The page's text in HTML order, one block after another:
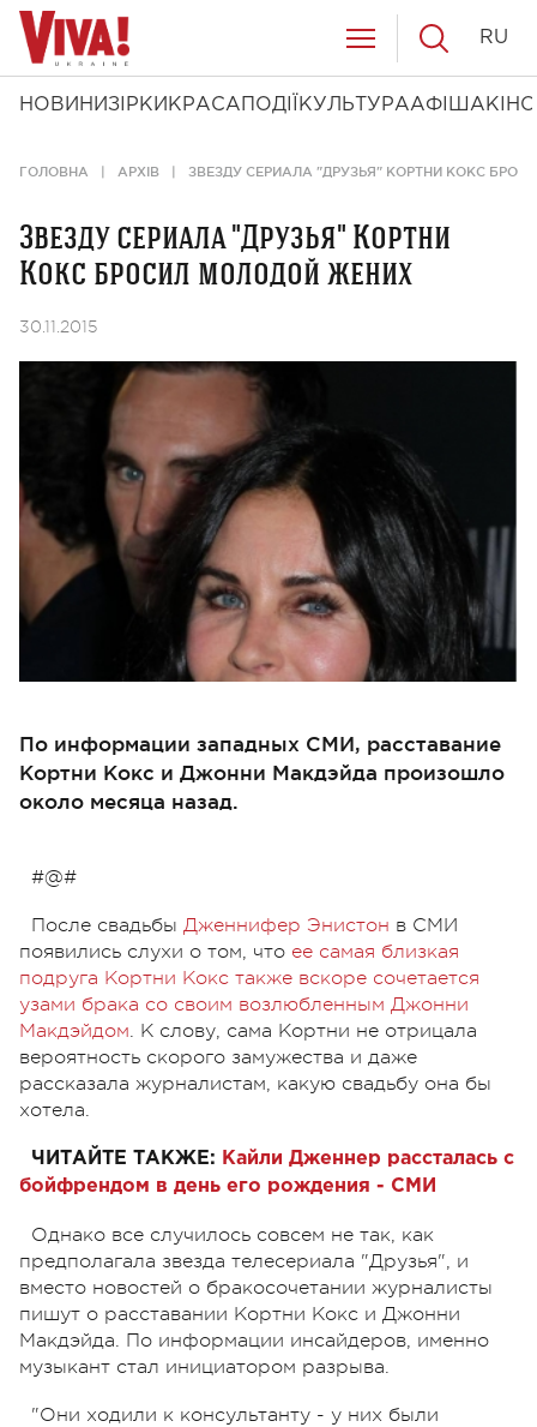
НОВИНИ ЗІРКИ КРАСА ПОДІЇ КУЛЬТУРААФІША КІНО
RU
ГОЛОВНА АРХІВ ЗВЕЗДУ СЕРИАЛА "ДРУЗЬЯ" КОРТНИ КОКС
Звезду сериала "Друзья" Кортни
Кокс бросил молодой жених
30.11.2015
По информации западных СМИ, расставание
Кортни Кокс и Джонни Макдэйда произошло
около месяца назад.
#@#
После свадьбы Дженнифер Энистон в СМИ
появились слухи о том, что ее самая близкая
подруга Кортни Кокс также вскоре сочетается
узами брака со своим возлюбленным Джонни
Макдэйдом. К слову, сама Кортни не отрицала
вероятность скорого замужества и даже
рассказала журналистам, какую свадьбу она бы
хотела.
ЧИТАЙТЕ ТАКЖЕ: Кайли Дженнер рассталась с
бойфрендом в день его рождения - СМИ
Однако все случилось совсем не так, как
предполагала звезда телесериала "Друзья", и
вместо новостей о бракосочетании журналисты
пишут о расставании Кортни Кокс и Джонни
Макдэйда. По информации инсайдеров, именно
музыкант стал инициатором разрыва.
"Они ходили к консультанту - у них были